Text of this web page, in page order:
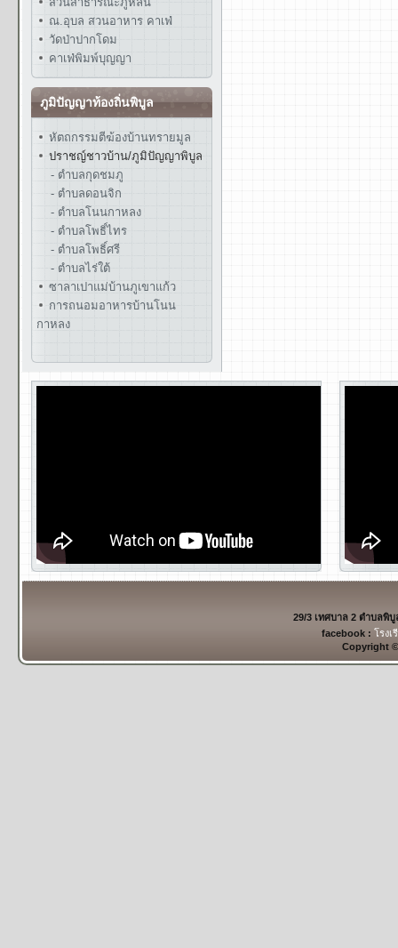
ณ.อุบล สวนอาหาร คาเฟ่
วัดป่าปากโดม
คาเฟ่พิมพ์บุญญา
ภูมิปัญญาท้องถิ่นพิบูล
หัตถกรรมตีฆ้องบ้านทรายมูล
ปราชญ์ชาวบ้าน/ภูมิปัญญาพิบูล
- ตำบลกุดชมภู
- ตำบลดอนจิก
- ตำบลโนนกาหลง
- ตำบลโพธิ์ไทร
- ตำบลโพธิ์ศรี
- ตำบลไร่ใต้
ซาลาเปาแม่บ้านภูเขาแก้ว
การถนอมอาหารบ้านโนน
กาหลง
29/3 เทศบาล 2 ตำบลพิ
facebook : โรงเ
Copyright